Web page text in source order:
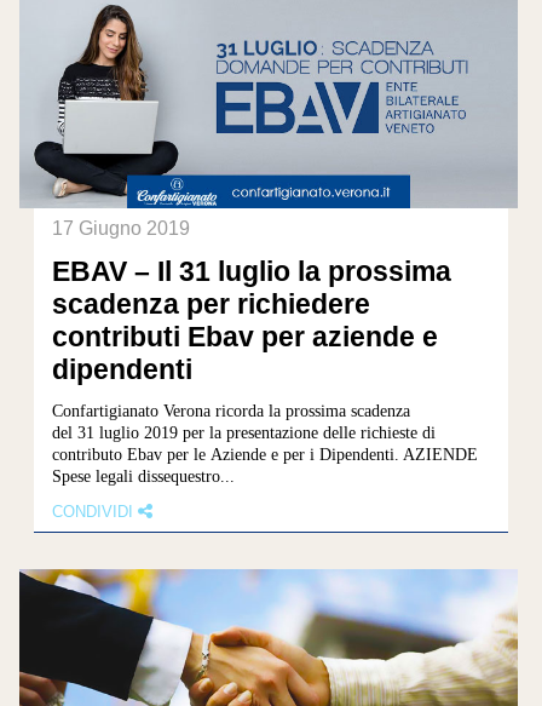
17 Giugno 2019
EBAV – Il 31 luglio la prossima
scadenza per richiedere
contributi Ebav per aziende e
dipendenti
Confartigianato Verona ricorda la prossima scadenza
del 31 luglio 2019 per la presentazione delle richieste di
contributo Ebav per le Aziende e per i Dipendenti. AZIENDE
Spese legali dissequestro...
CONDIVIDI